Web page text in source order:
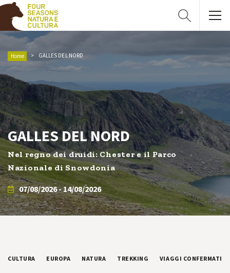
Home GALLES DEL NORD
GALLES DEL NORD
Nel regno dei druidi: Chester e il Parco
Nazionale di Snowdonia
07/08/2026 - 14/08/2026
CULTURA EUROPA NATURA TREKKING VIAGGI CONFERMATI